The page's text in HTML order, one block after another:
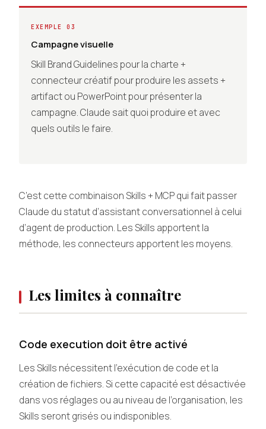
EXEMPLE 03
Campagne visuelle
Skill Brand Guidelines pour la charte +
connecteur créatif pour produire les assets +
artifact ou PowerPoint pour présenter la
campagne. Claude sait quoi produire et avec
quels outils le faire.
C’est cette combinaison Skills + MCP qui fait passer
Claude du statut d’assistant conversationnel à celui
d’agent de production. Les Skills apportent la
méthode, les connecteurs apportent les moyens.
Les limites à connaître
Code execution doit être activé
Les Skills nécessitent l’exécution de code et la
création de fichiers. Si cette capacité est désactivée
dans vos réglages ou au niveau de l’organisation, les
Skills seront grisés ou indisponibles.